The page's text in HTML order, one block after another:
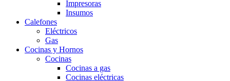
Impresoras
Insumos
Calefones
Eléctricos
Gas
Cocinas y Hornos
Cocinas
Cocinas a gas
Cocinas eléctricas